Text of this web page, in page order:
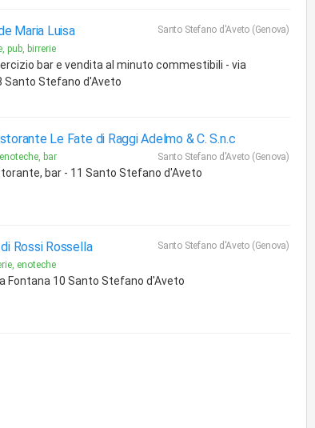
Maria Luisa
Santo Stefano d'Aveto (Genova)
pub, birrerie
bar e vendita al minuto commestibili - via
Santo Stefano d'Aveto
Le Fate di Raggi Adelmo & C. S.n.c
Santo Stefano d'Aveto (Genova)
bar
bar - 11 Santo Stefano d'Aveto
Rossi Rossella
Santo Stefano d'Aveto (Genova)
enoteche
Fontana 10 Santo Stefano d'Aveto